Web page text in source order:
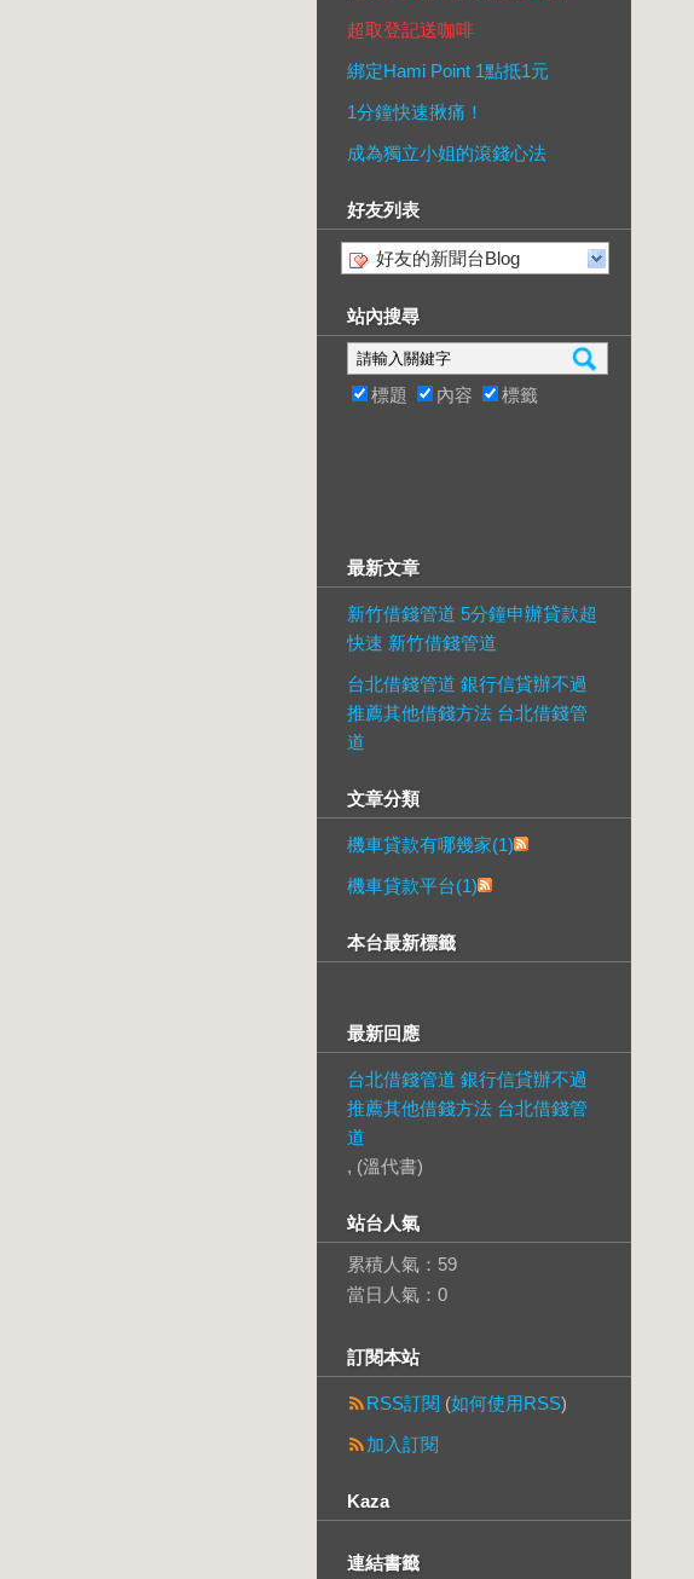
超取登記送咖啡
綁定Hami Point 1點抵1元
1分鐘快速揪痛！
成為獨立小姐的滾錢心法
好友列表
好友的新聞台Blog
站內搜尋
標題 內容 標籤
最新文章
新竹借錢管道 5分鐘申辦貸款超
快速 新竹借錢管道
台北借錢管道 銀行信貸辦不過
推薦其他借錢方法 台北借錢管
道
文章分類
機車貸款有哪幾家(1)
機車貸款平台(1)
本台最新標籤
最新回應
台北借錢管道 銀行信貸辦不過
推薦其他借錢方法 台北借錢管
道
, (溫代書)
站台人氣
累積人氣： 59
當日人氣： 0
訂閱本站
RSS訂閱 (如何使用RSS)
加入訂閱
Kaza
連結書籤